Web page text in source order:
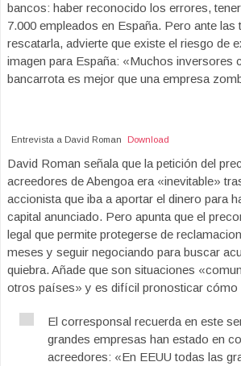
bancos: haber reconocido los errores,
7.000 empleados en España. Pero ante las
rescatarla, advierte que existe el riesgo de
imagen para España: «Muchos inversores
bancarrota es mejor que una empresa
Entrevista a David Roman Download
David Roman señala que la petición del
acreedores de Abengoa era «inevitable»
accionista que iba a aportar el dinero para
capital anunciado. Pero apunta que el
legal que permite protegerse de
meses y seguir negociando para buscar
quiebra. Añade que son situaciones
otros países» y es difícil pronosticar cómo
El corresponsal recuerda en este
grandes empresas han estado en
acreedores: «En EEUU todas las